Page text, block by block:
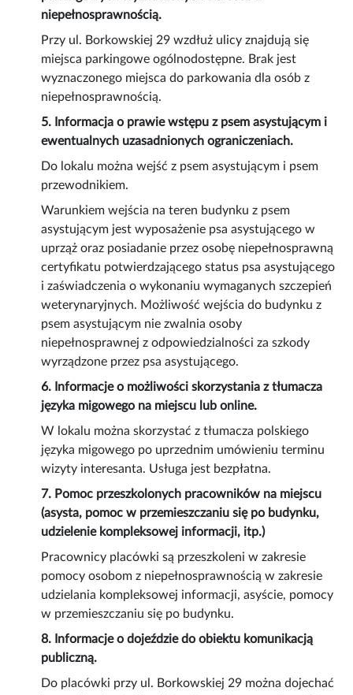
niepełnosprawnością.
Przy ul. Borkowskiej 29 wzdłuż ulicy znajdują się
miejsca parkingowe ogólnodostępne. Brak jest
wyznaczonego miejsca do parkowania dla osób z
niepełnosprawnością.
5. Informacja o prawie wstępu z psem asystującym i
ewentualnych uzasadnionych ograniczeniach.
Do lokalu można wejść z psem asystującym i psem
przewodnikiem.
Warunkiem wejścia na teren budynku z psem
asystującym jest wyposażenie psa asystującego w
uprząż oraz posiadanie przez osobę niepełnosprawną
certyfikatu potwierdzającego status psa asystującego
i zaświadczenia o wykonaniu wymaganych szczepień
weterynaryjnych. Możliwość wejścia do budynku z
psem asystującym nie zwalnia osoby
niepełnosprawnej z odpowiedzialności za szkody
wyrządzone przez psa asystującego.
6. Informacje o możliwości skorzystania z tłumacza
języka migowego na miejscu lub online.
W lokalu można skorzystać z tłumacza polskiego
języka migowego po uprzednim umówieniu terminu
wizyty interesanta. Usługa jest bezpłatna.
7. Pomoc przeszkolonych pracowników na miejscu
(asysta, pomoc w przemieszczaniu się po budynku,
udzielenie kompleksowej informacji, itp.)
Pracownicy placówki są przeszkoleni w zakresie
pomocy osobom z niepełnosprawnością w zakresie
udzielania kompleksowej informacji, asyście, pomocy
w przemieszczaniu się po budynku.
8. Informacje o dojeździe do obiektu komunikacją
publiczną.
Do placówki przy ul. Borkowskiej 29 można dojechać